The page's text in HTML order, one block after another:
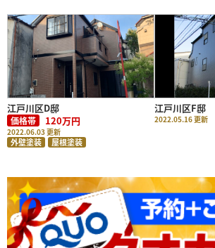
江戸川区D邸
価格帯 120万円
2022.06.03 更新
外壁塗装 屋根塗装
江戸川区F邸
2022.05.16 更新